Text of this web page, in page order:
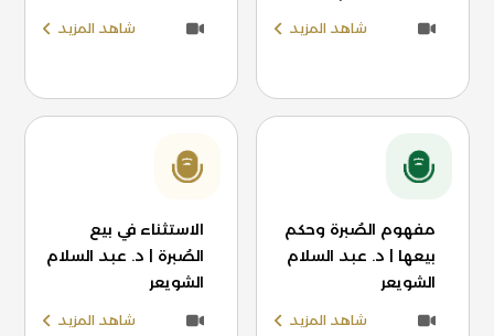
شاهد المزيد شاهد المزيد
مفهوم الصُبرة وحكم
بيعها | د. عبد السلام
الشويعر
شاهد المزيد
الاستثناء في بيع
الصُبرة | د. عبد السلام
الشويعر
شاهد المزيد